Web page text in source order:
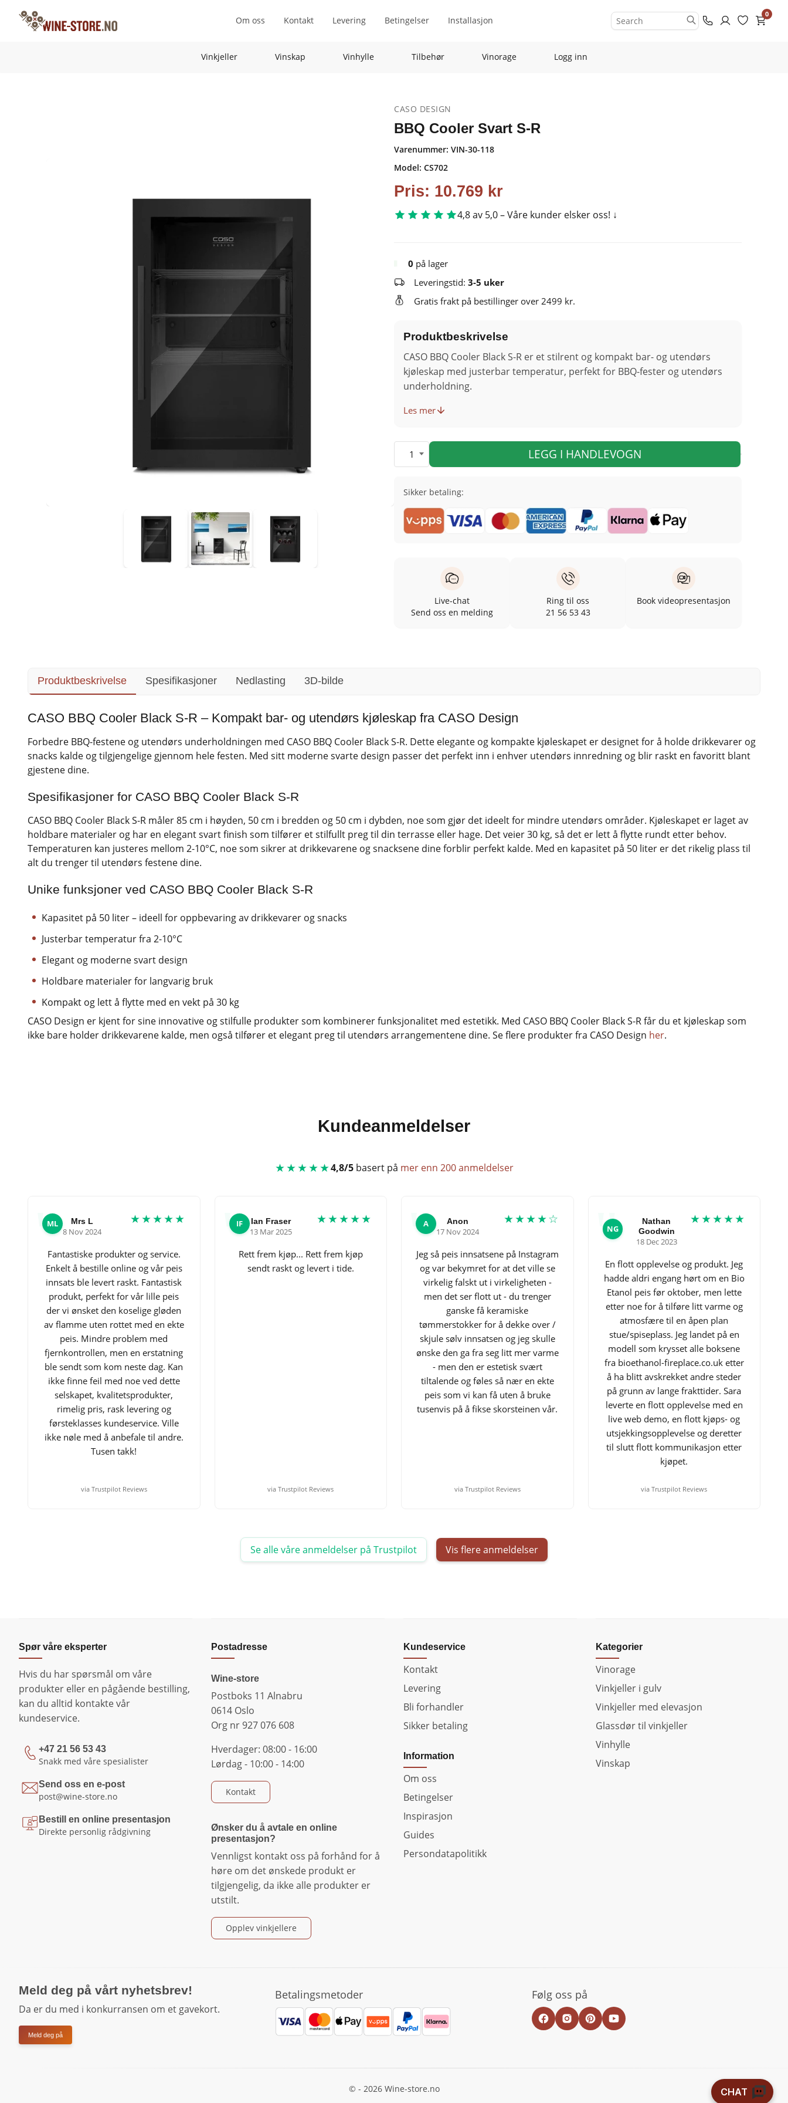
Om oss Kontakt Levering Betingelser Installasjon
0
Vinkjeller Vinskap Vinhylle Tilbehør Vinorage Logg inn
CASO DESIGN
BBQ Cooler Svart S-R
Varenummer: VIN-30-118
Model: CS702
Pris: 10.769 kr
4,8 av 5,0 – Våre kunder elsker oss!
0 på lager
Leveringstid: 3-5 uker
Gratis frakt på bestillinger over 2499 kr.
Produktbeskrivelse
CASO BBQ Cooler Black S-R er et stilrent og kompakt bar- og utendørs
kjøleskap med justerbar temperatur, perfekt for BBQ-fester og utendørs
underholdning.
Les mer
1 LEGG I HANDLEVOGN
Sikker betaling:
Live-chat
Send oss en melding
Ring til oss
21 56 53 43
Book videopresentasjon
Produktbeskrivelse Spesifikasjoner Nedlasting 3D-bilde
CASO BBQ Cooler Black S-R – Kompakt bar- og utendørs kjøleskap fra CASO Design
Forbedre BBQ-festene og utendørs underholdningen med CASO BBQ Cooler Black S-R. Dette elegante og kompakte kjøleskapet er designet for å holde drikkevarer og
snacks kalde og tilgjengelige gjennom hele festen. Med sitt moderne svarte design passer det perfekt inn i enhver utendørs innredning og blir raskt en favoritt blant
gjestene dine.
Spesifikasjoner for CASO BBQ Cooler Black S-R
CASO BBQ Cooler Black S-R måler 85 cm i høyden, 50 cm i bredden og 50 cm i dybden, noe som gjør det ideelt for mindre utendørs områder. Kjøleskapet er laget av
holdbare materialer og har en elegant svart finish som tilfører et stilfullt preg til din terrasse eller hage. Det veier 30 kg, så det er lett å flytte rundt etter behov.
Temperaturen kan justeres mellom 2-10°C, noe som sikrer at drikkevarene og snacksene dine forblir perfekt kalde. Med en kapasitet på 50 liter er det rikelig plass til
alt du trenger til utendørs festene dine.
Unike funksjoner ved CASO BBQ Cooler Black S-R
Kapasitet på 50 liter – ideell for oppbevaring av drikkevarer og snacks
Justerbar temperatur fra 2-10°C
Elegant og moderne svart design
Holdbare materialer for langvarig bruk
Kompakt og lett å flytte med en vekt på 30 kg
CASO Design er kjent for sine innovative og stilfulle produkter som kombinerer funksjonalitet med estetikk. Med CASO BBQ Cooler Black S-R får du et kjøleskap som
ikke bare holder drikkevarene kalde, men også tilfører et elegant preg til utendørs arrangementene dine. Se flere produkter fra CASO Design her.
Kundeanmeldelser
★★★★★4,8/5basert på mer enn 200 anmeldelser
ML Mrs L
8 Nov 2024
★★★★★
Fantastiske produkter og service.
Enkelt å bestille online og vår peis
innsats ble levert raskt. Fantastisk
produkt, perfekt for vår lille peis
der vi ønsket den koselige gløden
av flamme uten rottet med en ekte
peis. Mindre problem med
fjernkontrollen, men en erstatning
ble sendt som kom neste dag. Kan
ikke finne feil med noe ved dette
selskapet, kvalitetsprodukter,
rimelig pris, rask levering og
førsteklasses kundeservice. Ville
ikke nøle med å anbefale til andre.
Tusen takk!
via Trustpilot Reviews
IF Ian Fraser
13 Mar 2025
★★★★★
Rett frem kjøp... Rett frem kjøp
sendt raskt og levert i tide.
via Trustpilot Reviews
A Anon
17 Nov 2024
★★★★☆
Jeg så peis innsatsene på Instagram
og var bekymret for at det ville se
virkelig falskt ut i virkeligheten -
men det ser flott ut - du trenger
ganske få keramiske
tømmerstokker for å dekke over /
skjule sølv innsatsen og jeg skulle
ønske den ga fra seg litt mer varme
- men den er estetisk svært
tiltalende og føles så nær en ekte
peis som vi kan få uten å bruke
tusenvis på å fikse skorsteinen vår.
via Trustpilot Reviews
NG
Nathan
Goodwin
18 Dec 2023
★★★★★
En flott opplevelse og produkt. Jeg
hadde aldri engang hørt om en Bio
Etanol peis før oktober, men lette
etter noe for å tilføre litt varme og
atmosfære til en åpen plan
stue/spiseplass. Jeg landet på en
modell som krysset alle boksene
fra bioethanol-fireplace.co.uk etter
å ha blitt avskrekket andre steder
på grunn av lange frakttider. Sara
leverte en flott opplevelse med en
live web demo, en flott kjøps- og
utsjekkingsopplevelse og deretter
til slutt flott kommunikasjon etter
kjøpet.
via Trustpilot Reviews
Se alle våre anmeldelser på Trustpilot Vis flere anmeldelser
Spør våre eksperter
Hvis du har spørsmål om våre
produkter eller en pågående bestilling,
kan du alltid kontakte vår
kundeservice.
+47 21 56 53 43
Snakk med våre spesialister
Send oss en e-post
post@wine-store.no
Bestill en online presentasjon
Direkte personlig rådgivning
Postadresse
Wine-store
Postboks 11 Alnabru
0614 Oslo
Org nr 927 076 608
Hverdager: 08:00 - 16:00
Lørdag - 10:00 - 14:00
Kontakt
Ønsker du å avtale en online
presentasjon?
Vennligst kontakt oss på forhånd for å
høre om det ønskede produkt er
tilgjengelig, da ikke alle produkter er
utstilt.
Opplev vinkjellere
Kundeservice
Kontakt
Levering
Bli forhandler
Sikker betaling
Information
Om oss
Betingelser
Inspirasjon
Guides
Persondatapolitikk
Kategorier
Vinorage
Vinkjeller i gulv
Vinkjeller med elevasjon
Glassdør til vinkjeller
Vinhylle
Vinskap
Meld deg på vårt nyhetsbrev!
Da er du med i konkurransen om et gavekort.
Meld deg på
Betalingsmetoder Følg oss på
© - 2026 Wine-store.no